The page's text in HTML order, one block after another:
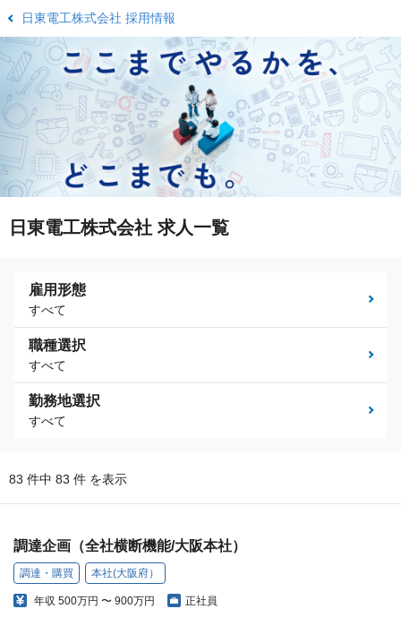
日東電工株式会社 採用情報
日東電工株式会社 求人一覧
雇用形態
すべて
職種選択
すべて
勤務地選択
すべて
83 件中 83 件 を表示
調達企画（全社横断機能/大阪本社）
調達・購買 本社(大阪府）
年収 500万円 〜 900万円 正社員